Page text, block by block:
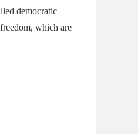
democratic
which are